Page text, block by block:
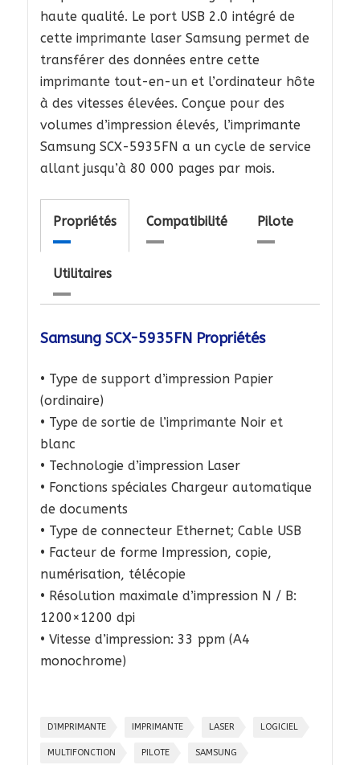
haute qualité. Le port USB 2.0 intégré de
cette imprimante laser Samsung permet de
transférer des données entre cette
imprimante tout-en-un et l’ordinateur hôte
à des vitesses élevées. Conçue pour des
volumes d’impression élevés, l’imprimante
Samsung SCX-5935FN a un cycle de service
allant jusqu’à 80 000 pages par mois.
Propriétés Compatibilité Pilote
Utilitaires
Samsung SCX-5935FN Propriétés
• Type de support d’impression Papier
(ordinaire)
• Type de sortie de l’imprimante Noir et
blanc
• Technologie d’impression Laser
• Fonctions spéciales Chargeur automatique
de documents
• Type de connecteur Ethernet; Cable USB
• Facteur de forme Impression, copie,
numérisation, télécopie
• Résolution maximale d’impression N / B:
1200×1200 dpi
• Vitesse d’impression: 33 ppm (A4
monochrome)
D’IMPRIMANTE IMPRIMANTE LASER LOGICIEL
MULTIFONCTION PILOTE SAMSUNG